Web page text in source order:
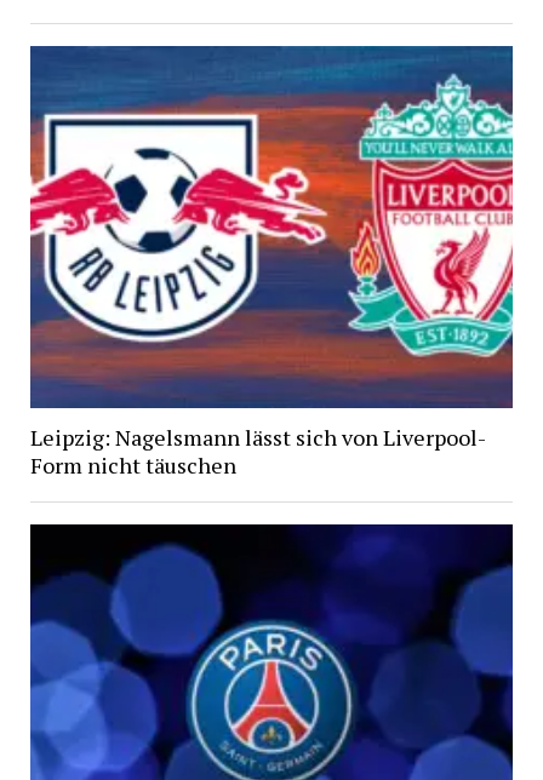
Leipzig: Nagelsmann lässt sich von Liverpool-
Form nicht täuschen